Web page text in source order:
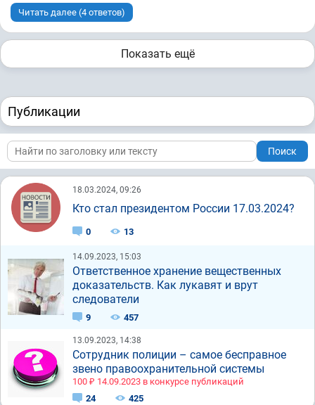
Читать далее (4 ответов)
Показать ещё
Публикации
Поиск
18.03.2024, 09:26
Кто стал президентом России 17.03.2024?
0 13
14.09.2023, 15:03
Ответственное хранение вещественных
доказательств. Как лукавят и врут
следователи
9 457
13.09.2023, 14:38
Сотрудник полиции – самое бесправное
звено правоохранительной системы
100 ₽ 14.09.2023 в конкурсе публикаций
24
425